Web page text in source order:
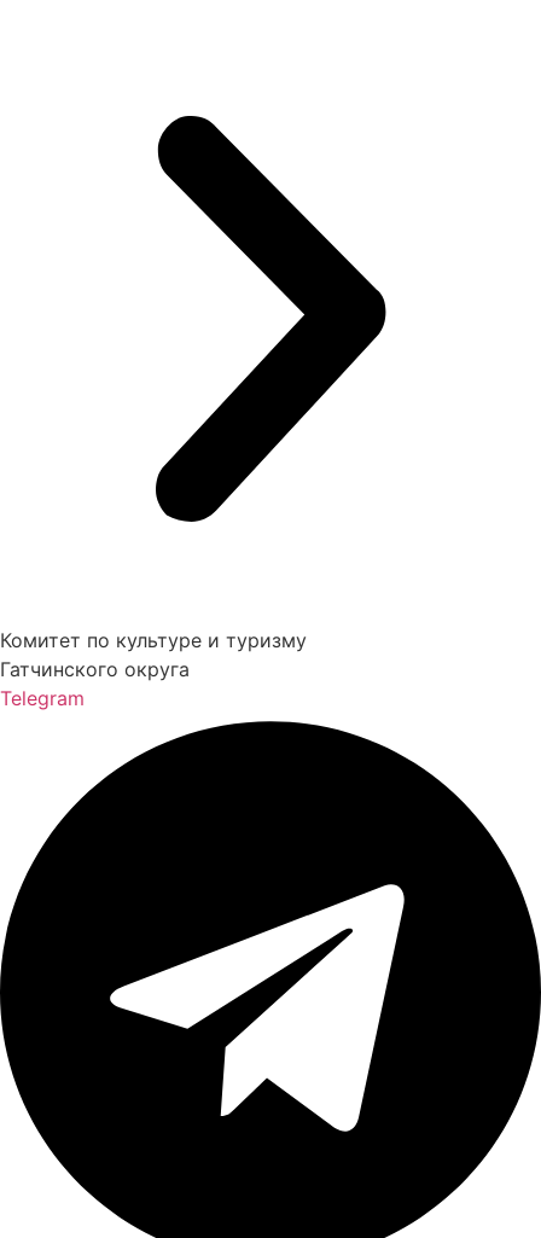
Комитет по культуре и туризму
Гатчинского округа
Telegram